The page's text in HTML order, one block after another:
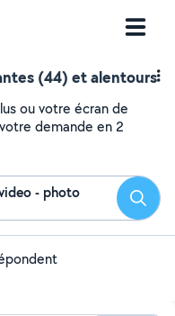
(44) et alentours
ou votre écran de
demande en 2
- photo